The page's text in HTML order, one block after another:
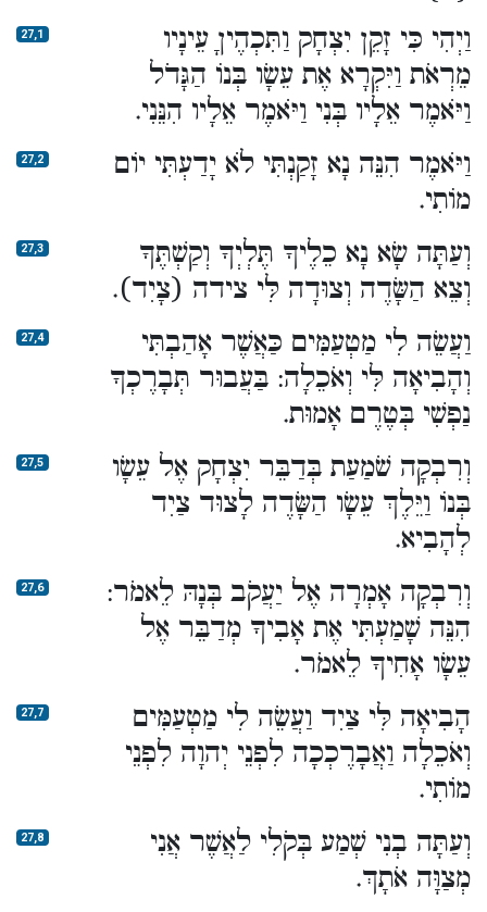
27,1
וַיְהִי כִּי זָקֵן יִצְחָק וַתִּכְהֶיןָ עֵינָיו
מֵרְאֹת וַיִּקְרָא אֶת עֵשָׂו בְּנוֹ הַגָּדֹל
וַיֹּאמֶר אֵלָיו בְּנִי וַיֹּאמֶר אֵלָיו הִנֵּנִי.
27,2
וַיֹּאמֶר הִנֵּה נָא זָקַנְתִּי לֹא יָדַעְתִּי יוֹם
מוֹתִי.
27,3
וְעַתָּה שָׂא נָא כֵלֶיךָ תֶּלְיְךָ וְקַשְׁתֶּךָ
וְצֵא הַשָּׂדֶה וְצוּדָה לִּי צידה (צָיִד).
27,4
וַעֲשֵׂה לִי מַטְעַמִּים כַּאֲשֶׁר אָהַבְתִּי
וְהָבִיאָה לִּי וְאֹכֵלָה: בַּעֲבוּר תְּבָרֶכְךָ
נַפְשִׁי בְּטֶרֶם אָמוּת.
27,5
וְרִבְקָה שֹׁמַעַת בְּדַבֵּר יִצְחָק אֶל עֵשָׂו
בְּנוֹ וַיֵּלֶךְ עֵשָׂו הַשָּׂדֶה לָצוּד צַיִד
לְהָבִיא.
27,6
וְרִבְקָה אָמְרָה אֶל יַעֲקֹב בְּנָהּ לֵאמֹר:
הִנֵּה שָׁמַעְתִּי אֶת אָבִיךָ מְדַבֵּר אֶל
עֵשָׂו אָחִיךָ לֵאמֹר.
27,7
הָבִיאָה לִּי צַיִד וַעֲשֵׂה לִי מַטְעַמִּים
וְאֹכֵלָה וַאֲבָרֶכְכָה לִפְנֵי יְהוָה לִפְנֵי
מוֹתִי.
27,8
וְעַתָּה בְנִי שְׁמַע בְּקֹלִי לַאֲשֶׁר אֲנִי
מְצַוָּה אֹתָךְ.